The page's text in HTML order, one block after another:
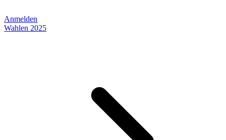
Anmelden
Wahlen 2025